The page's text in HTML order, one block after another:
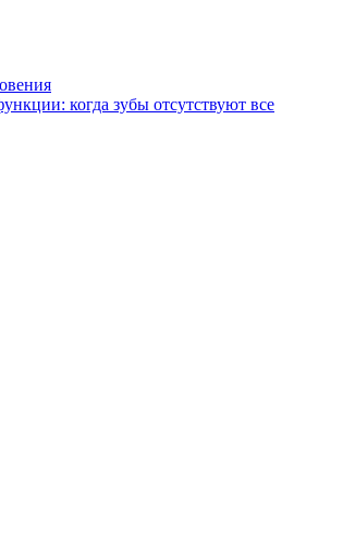
когда зубы отсутствуют все